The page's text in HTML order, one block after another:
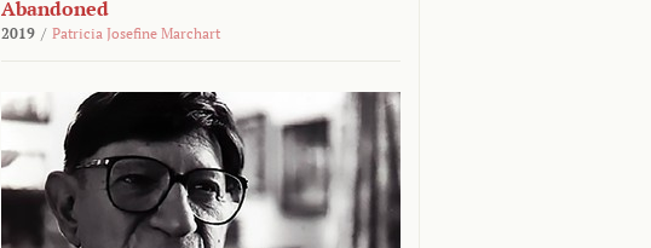
Abandoned
2019 / Patricia Josefine Marchart